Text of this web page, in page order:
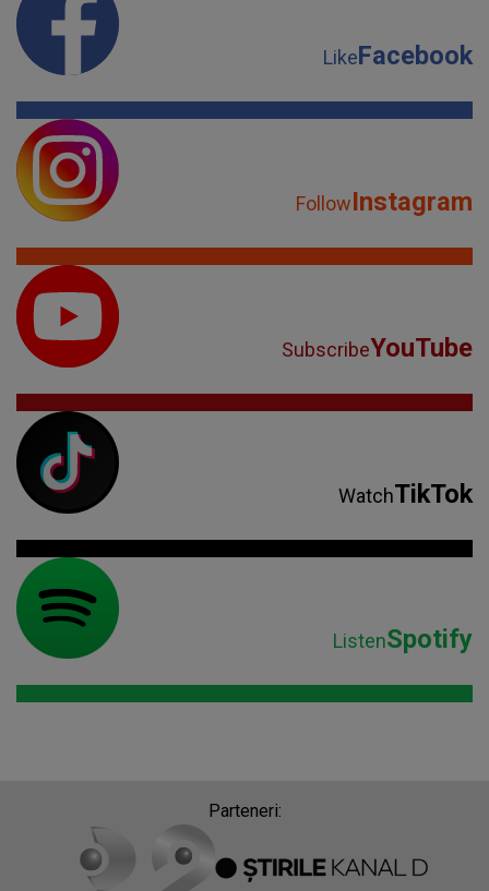
LikeFacebook
FollowInstagram
SubscribeYouTube
WatchTikTok
ListenSpotify
Parteneri: